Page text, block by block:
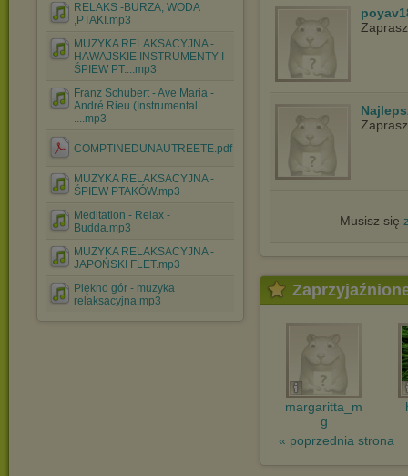
RELAKS -BURZA, WODA
,PTAKI.mp3
MUZYKA RELAKSACYJNA -
HAWAJSKIE INSTRUMENTY I
ŚPIEW PT....mp3
Franz Schubert - Ave Maria -
André Rieu (Instrumental
....mp3
COMPTINEDUNAUTREETE.pdf
MUZYKA RELAKSACYJNA -
ŚPIEW PTAKÓW.mp3
Meditation - Relax -
Budda.mp3
MUZYKA RELAKSACYJNA -
JAPOŃSKI FLET.mp3
Piękno gór - muzyka
relaksacyjna.mp3
Musisz się
margaritta_m
g
« poprzednia strona